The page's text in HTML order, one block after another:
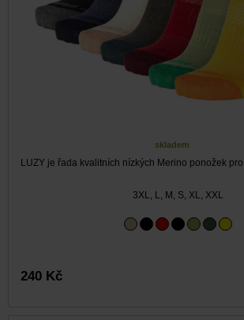
skladem
LUZY je řada kvalitních nízkých Merino ponožek pro
3XL, L, M, S, XL, XXL
240 Kč